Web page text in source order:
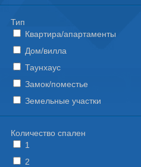
Тип
Квартира/апартаменты
Дом/вилла
Таунхаус
Замок/поместье
Земельные участки
Количество спален
1
2